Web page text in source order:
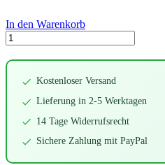
In den Warenkorb
Kostenloser Versand
Lieferung in 2-5 Werktagen
14 Tage Widerrufsrecht
Sichere Zahlung mit PayPal